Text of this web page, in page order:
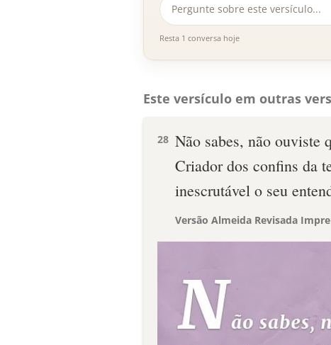
Resta 1 conversa hoje
Este versículo em outras
28 Não sabes, não ouviste
Criador dos confins da
inescrutável o seu
Versão Almeida Revisada